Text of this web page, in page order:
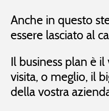
Anche in questo
essere lasciato al
Il business plan è
visita, o meglio, il
della vostra